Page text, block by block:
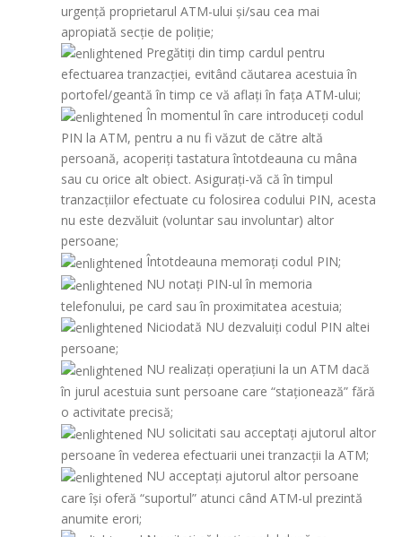
urgență proprietarul ATM-ului și/sau cea mai
apropiată secție de poliție;
Pregătiți din timp cardul pentru
efectuarea tranzacţiei, evitând căutarea acestuia în
portofel/geantă în timp ce vă aflați în faţa ATM-ului;
În momentul în care introduceți codul
PIN la ATM, pentru a nu fi văzut de către altă
persoană, acoperiți tastatura întotdeauna cu mâna
sau cu orice alt obiect. Asigurați-vă că în timpul
tranzacţiilor efectuate cu folosirea codului PIN, acesta
nu este dezvăluit (voluntar sau involuntar) altor
persoane;
Întotdeauna memorați codul PIN;
NU notați PIN-ul în memoria
telefonului, pe card sau în proximitatea acestuia;
Niciodată NU dezvaluiți codul PIN altei
persoane;
NU realizaţi operaţiuni la un ATM dacă
în jurul acestuia sunt persoane care “staţionează” fără
o activitate precisă;
NU solicitati sau acceptați ajutorul altor
persoane în vederea efectuarii unei tranzacții la ATM;
NU acceptați ajutorul altor persoane
care își oferă “suportul” atunci când ATM-ul prezintă
anumite erori;